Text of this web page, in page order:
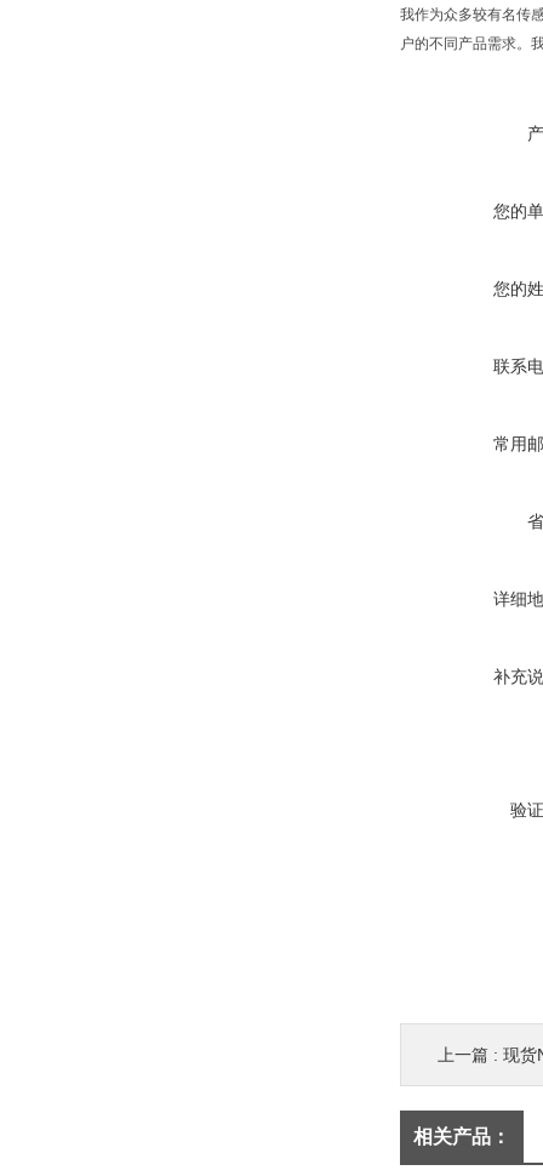
我作为众多较有名传
户的不同产品需求。
您的
您的
联系
常用
详细
补充
验
上一篇 : 现货
相关产品：